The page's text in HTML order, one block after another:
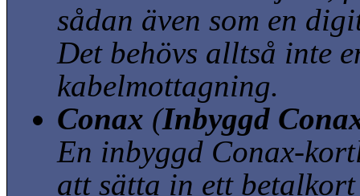
sådan även som en
Det behövs alltså inte
kabelmottagning.
Conax (Inbyggd
En inbyggd Conax-
att sätta in ett